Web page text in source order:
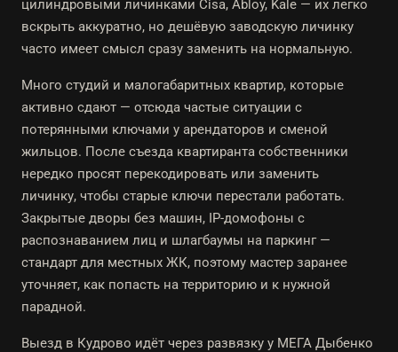
цилиндровыми личинками Cisa, Abloy, Kale — их легко
вскрыть аккуратно, но дешёвую заводскую личинку
часто имеет смысл сразу заменить на нормальную.
Много студий и малогабаритных квартир, которые
активно сдают — отсюда частые ситуации с
потерянными ключами у арендаторов и сменой
жильцов. После съезда квартиранта собственники
нередко просят перекодировать или заменить
личинку, чтобы старые ключи перестали работать.
Закрытые дворы без машин, IP-домофоны с
распознаванием лиц и шлагбаумы на паркинг —
стандарт для местных ЖК, поэтому мастер заранее
уточняет, как попасть на территорию и к нужной
парадной.
Выезд в Кудрово идёт через развязку у МЕГА Дыбенко